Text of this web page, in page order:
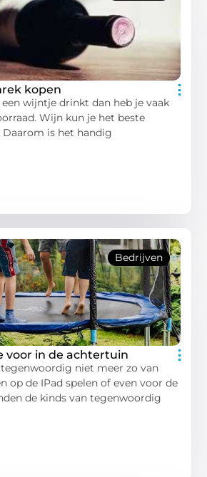
kopen
wijntje drinkt dan heb je vaak
Wijn kun je het beste
is het handig
Bedrijven
voor in de achtertuin
niet meer zo van
op de IPad spelen of even voor de
de kinds van tegenwoordig